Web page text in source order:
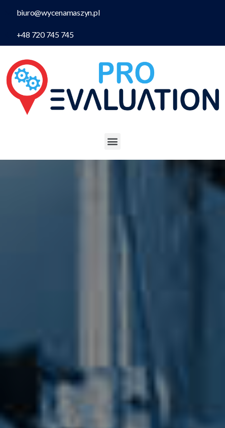
biuro@wycenamaszyn.pl
+48 720 745 745